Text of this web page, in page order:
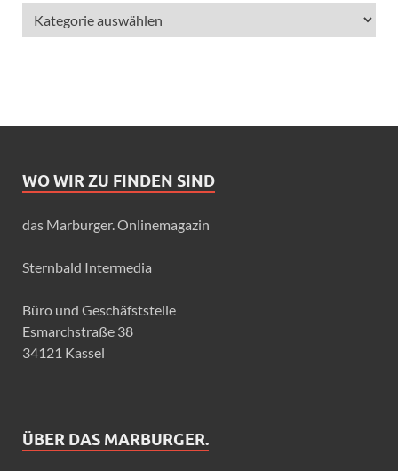
WO WIR ZU FINDEN SIND
das Marburger. Onlinemagazin
Sternbald Intermedia
Büro und Geschäfststelle
Esmarchstraße 38
34121 Kassel
ÜBER DAS MARBURGER.